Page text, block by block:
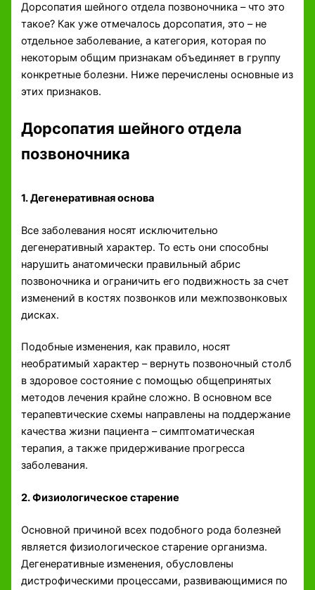
Дорсопатия шейного отдела позвоночника – что это
такое? Как уже отмечалось дорсопатия, это – не
отдельное заболевание, а категория, которая по
некоторым общим признакам объединяет в группу
конкретные болезни. Ниже перечислены основные из
этих признаков.
Дорсопатия шейного отдела
позвоночника
1. Дегенеративная основа
Все заболевания носят исключительно
дегенеративный характер. То есть они способны
нарушить анатомически правильный абрис
позвоночника и ограничить его подвижность за счет
изменений в костях позвонков или межпозвонковых
дисках.
Подобные изменения, как правило, носят
необратимый характер – вернуть позвоночный столб
в здоровое состояние с помощью общепринятых
методов лечения крайне сложно. В основном все
терапевтические схемы направлены на поддержание
качества жизни пациента – симптоматическая
терапия, а также придерживание прогресса
заболевания.
2. Физиологическое старение
Основной причиной всех подобного рода болезней
является физиологическое старение организма.
Дегенеративные изменения, обусловлены
дистрофическими процессами, развивающимися по